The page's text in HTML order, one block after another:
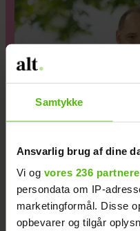
Samtykke
Ansvarlig brug af dine
Vi og vores 236 partnere
persondata om IP-
marketingformål. Disse
opbevarer og tilgår
Tilbage på
et særligt krav til TV